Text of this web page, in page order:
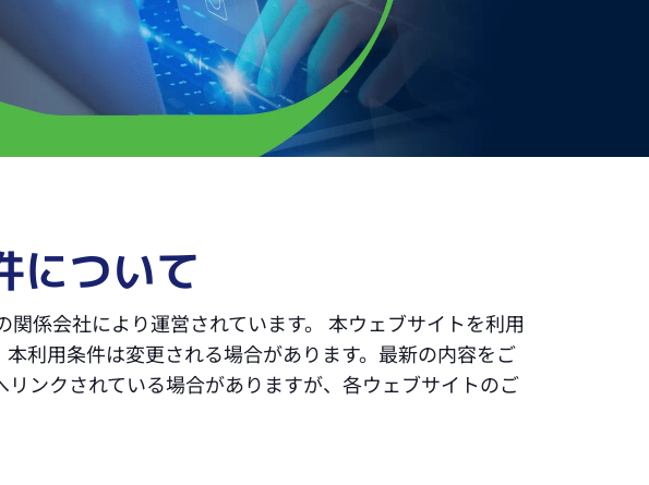
について
係会社により運営されています。 本ウェブサイトを利用
利用条件は変更される場合があります。最新の内容をご
ンクされている場合がありますが、各ウェブサイトのご